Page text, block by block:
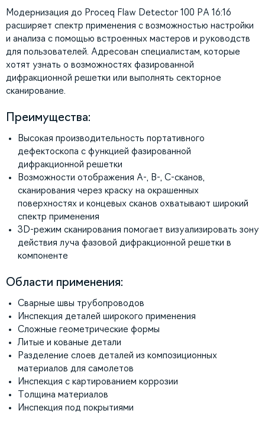
Модернизация до Proceq Flaw Detector 100 PA 16:16
расширяет спектр применения с возможностью настройки
и анализа с помощью встроенных мастеров и руководств
для пользователей. Адресован специалистам, которые
хотят узнать о возможностях фазированной
дифракционной решетки или выполнять секторное
сканирование.
Преимущества:
Высокая производительность портативного
дефектоскопа с функцией фазированной
дифракционной решетки
Возможности отображения A-, B-, C-сканов,
сканирования через краску на окрашенных
поверхностях и концевых сканов охватывают широкий
спектр применения
3D-режим сканирования помогает визуализировать зону
действия луча фазовой дифракционной решетки в
компоненте
Области применения:
Сварные швы трубопроводов
Инспекция деталей широкого применения
Сложные геометрические формы
Литые и кованые детали
Разделение слоев деталей из композиционных
материалов для самолетов
Инспекция с картированием коррозии
Толщина материалов
Инспекция под покрытиями